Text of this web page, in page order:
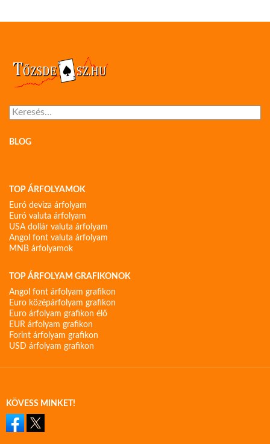
Keresés:
BLOG
TOP ÁRFOLYAMOK
Euró deviza árfolyam
Euró valuta árfolyam
USA dollár valuta árfolyam
Angol font valuta árfolyam
MNB árfolyamok
TOP ÁRFOLYAM GRAFIKONOK
Angol font árfolyam grafikon
Euro középárfolyam grafikon
Euro árfolyam grafikon élő
EUR árfolyam grafikon
Forint árfolyam grafikon
USD árfolyam grafikon
KÖVESS MINKET!